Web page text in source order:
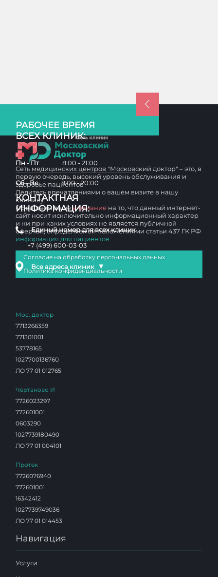
РАБОЧЕЕ ВРЕМЯ
ВСЕХ КЛИНИК:
Пн - Пт 8:00 - 21:00
Сб - Вс 8:00 - 20:00
КОНТАКТНАЯ
ИНФОРМАЦИЯ:
Единый номер для всех клиник
+7 (499) 600-03-03
Все адреса клиник ▼
Сеть медицинских центров "Московский доктор" – это, в
первую очередь, высокий уровень обслуживания и
здоровье пациентов
Делитесь впечатлениями о вашем визите в нашу
клинику
Обращаем вашевнимание на то, что данный интернет-
сайт носит исключительно информационный характер
и ни при каких условиях не является публичной
офертой, определяемой положениями статьи 437 ГК РФ
информация для пациентов
Согласие на обработку персональных данных
Политика конфиденциальности
Мос. доктор
7713266359
771301001
53778165
1027700136760
ЛО 77 01 012765
Чертаново И
7726023297
772601001
0603290
1027739180490
ЛО 77 01 004101
Протек
7726076940
772601001
16342412
1027739749036
ЛО 77 01 014453
Навигация
Услуги